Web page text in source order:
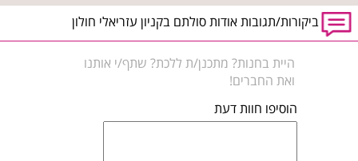
ביקורות/תגובות אודות סולתם בקניון עזריאלי חולון
היית בחנות? מתכנן/ת ללכת? שתף/י אותנו
ואת החברים!
הוסיפו חוות דעת